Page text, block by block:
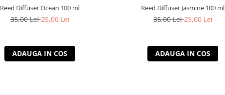
Reed Diffuser Ocean 100 ml
35,00 Lei25,00 Lei
ADAUGA IN COS
Reed Diffuser Jasmine 100 ml
35,00 Lei25,00 Lei
ADAUGA IN COS